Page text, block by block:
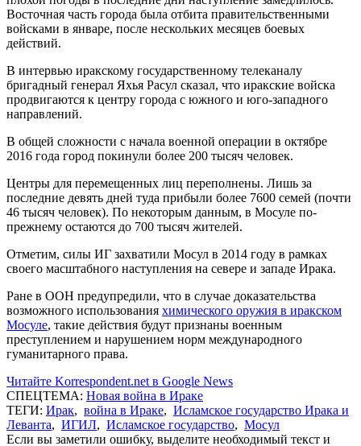
Восточная часть города была отбита правительственными
войсками в январе, после нескольких месяцев боевых
действий.
В интервью иракскому государственному телеканалу
бригадный генерал Яхья Расул сказал, что иракские войска
продвигаются к центру города с южного и юго-западного
направлений.
В общей сложности с начала военной операции в октябре
2016 года город покинули более 200 тысяч человек.
Центры для перемещенных лиц переполнены. Лишь за
последние девять дней туда прибыли более 7600 семей (почти
46 тысяч человек). По некоторым данным, в Мосуле по-
прежнему остаются до 700 тысяч жителей.
Отметим, силы ИГ захватили Мосул в 2014 году в рамках
своего масштабного наступления на севере и западе Ирака.
Ране в ООН предупредили, что в случае доказательства
возможного использования химического оружия в иракском
Мосуле, такие действия будут признаны военным
преступлением и нарушением норм международного
гуманитарного права.
Читайте Korrespondent.net в Google News
СПЕЦТЕМА: Новая война в Ираке
ТЕГИ: Ирак, война в Ираке, Исламское государство Ирака и
Леванта, ИГИЛ, Исламское государство, Мосул
Если вы заметили ошибку, выделите необходимый текст и